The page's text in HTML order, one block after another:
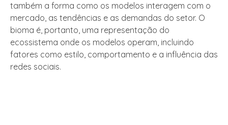
também a forma como os modelos interagem com o
mercado, as tendências e as demandas do setor. O
bioma é, portanto, uma representação do
ecossistema onde os modelos operam, incluindo
fatores como estilo, comportamento e a influência das
redes sociais.